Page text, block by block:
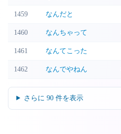
1459 なんだと
1460 なんちゃって
1461 なんてこった
1462 なんでやねん
さらに 90件を表示